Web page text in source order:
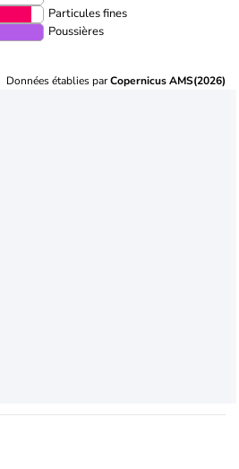
Particules fines
Poussières
Données établies parCopernicus AMS(2026)